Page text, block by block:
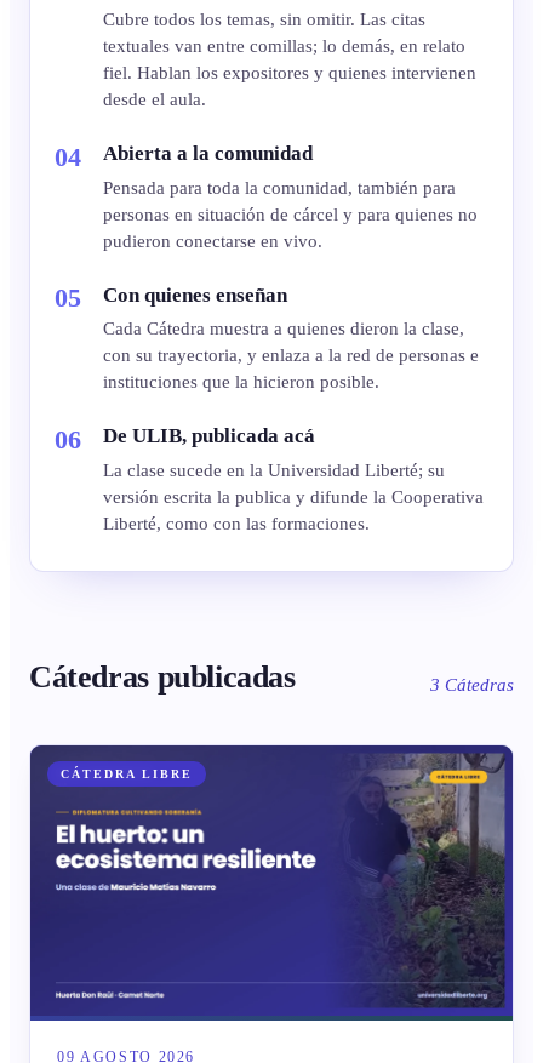
Cubre todos los temas, sin omitir. Las citas
textuales van entre comillas; lo demás, en relato
fiel. Hablan los expositores y quienes intervienen
desde el aula.
Abierta a la comunidad
Pensada para toda la comunidad, también para
personas en situación de cárcel y para quienes no
pudieron conectarse en vivo.
Con quienes enseñan
Cada Cátedra muestra a quienes dieron la clase,
con su trayectoria, y enlaza a la red de personas e
instituciones que la hicieron posible.
De ULIB, publicada acá
La clase sucede en la Universidad Liberté; su
versión escrita la publica y difunde la Cooperativa
Liberté, como con las formaciones.
Cátedras publicadas 3 Cátedras
CÁTEDRA LIBRE
09 AGOSTO 2026